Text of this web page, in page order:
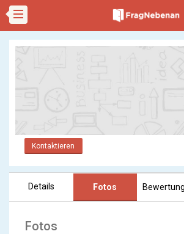
Kontaktieren
Details Fotos
Fotos